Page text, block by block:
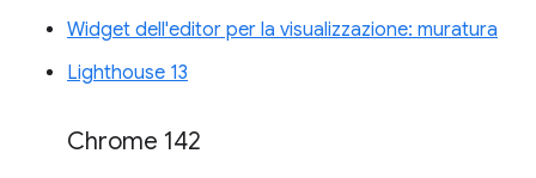
Widget dell'editor per la visualizzazione: muratura
Lighthouse 13
Chrome 142